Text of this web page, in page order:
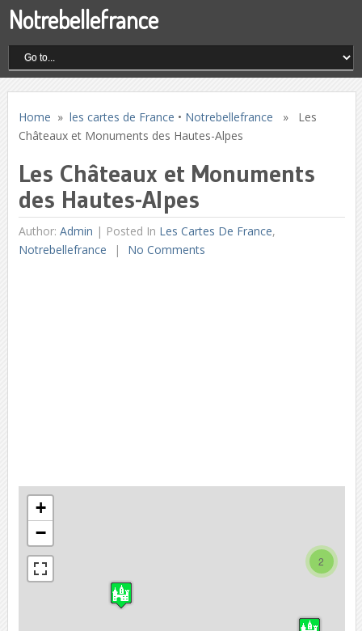
Notrebellefrance
Home » les cartes de France • Notrebellefrance » Les
Châteaux et Monuments des Hautes-Alpes
Les Châteaux et Monuments
des Hautes-Alpes
Author: Admin | Posted In Les Cartes De France,
Notrebellefrance
No Comments
2
+
−